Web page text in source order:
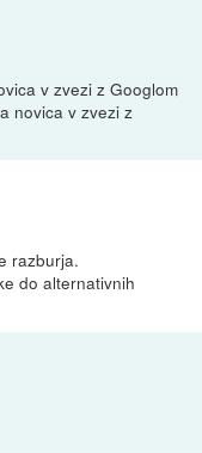
v zvezi z Googlom
novica v zvezi z
razburja.
do alternativnih